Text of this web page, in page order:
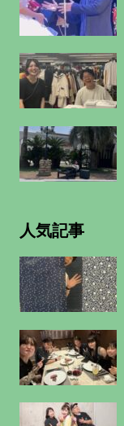
人気記事